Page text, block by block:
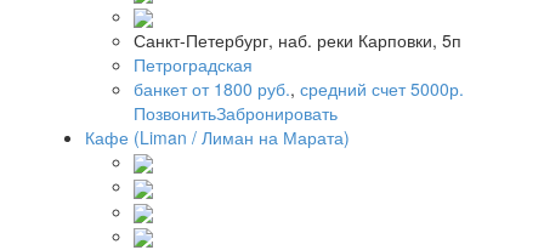
Санкт-Петербург, наб. реки Карповки, 5п
Петроградская
банкет от 1800 руб., средний счет 5000р.
ПозвонитьЗабронировать
Кафе (Liman / Лиман на Марата)